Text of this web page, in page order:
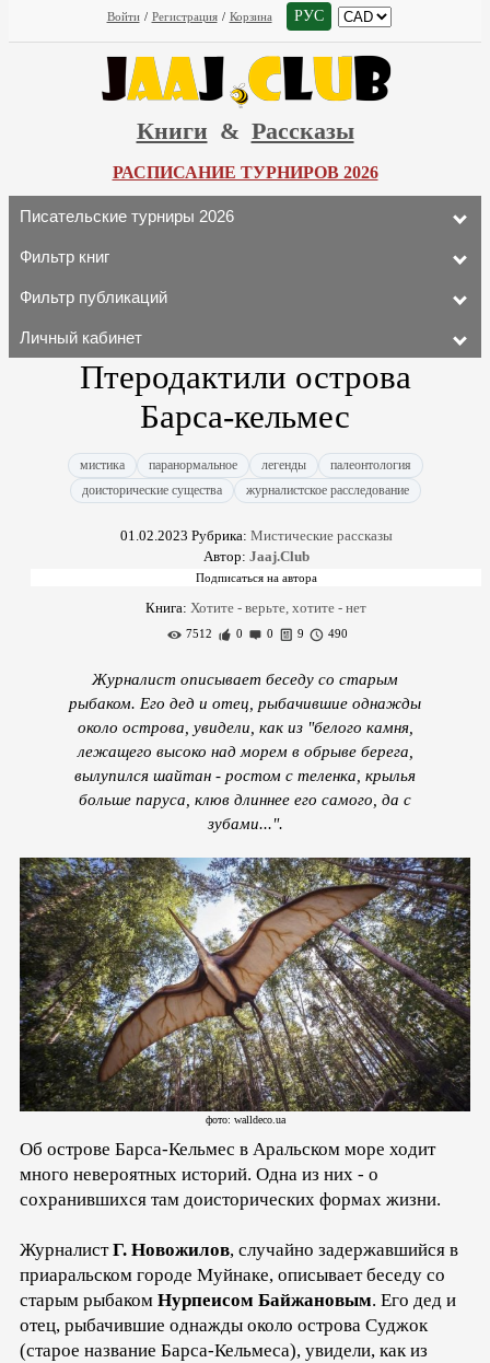
Войти / Регистрация / Корзина РУС
Книги & Рассказы
РАСПИСАНИЕ ТУРНИРОВ 2026
Писательские турниры 2026
Фильтр книг
Фильтр публикаций
Личный кабинет
Птеродактили острова
Барса-кельмес
мистика паранормальное легенды
палеонтология
доисторические существа
журналистское расследование
01.02.2023 Рубрика: Мистические рассказы
Автор: Jaaj.Club
Книга: Хотите - верьте, хотите - нет
7512 0 0 9 490
Журналист описывает беседу со старым
рыбаком. Его дед и отец, рыбачившие однажды
около острова, увидели, как из "белого камня,
лежащего высоко над морем в обрыве берега,
вылупился шайтан - ростом с теленка, крылья
больше паруса, клюв длиннее его самого, да с
зубами...".
фото: walldeco.ua
Об острове Барса-Кельмес в Аральском море ходит
много невероятных историй. Одна из них - о
сохранившихся там доисторических формах жизни.
ЖурналистГ. Новожилов, случайно задержавшийся в
приаральском городе Муйнаке, описывает беседу со
старым рыбаком Нурпеисом Байжановым. Его дед и
отец, рыбачившие однажды около острова Суджок
(старое название Барса-Кельмеса), увидели, как из